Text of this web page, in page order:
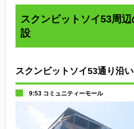
スクンビットソイ53周
設
スクンビットソイ53通り沿い
9:53 コミュニティーモール